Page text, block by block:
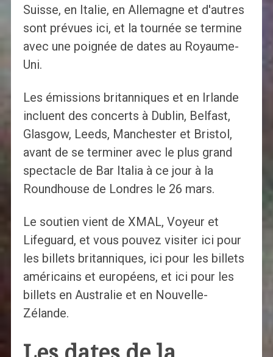
Suisse, en Italie, en Allemagne et d'autres
sont prévues ici, et la tournée se termine
avec une poignée de dates au Royaume-
Uni.
Les émissions britanniques et en Irlande
incluent des concerts à Dublin, Belfast,
Glasgow, Leeds, Manchester et Bristol,
avant de se terminer avec le plus grand
spectacle de Bar Italia à ce jour à la
Roundhouse de Londres le 26 mars.
Le soutien vient de XMAL, Voyeur et
Lifeguard, et vous pouvez visiter ici pour
les billets britanniques, ici pour les billets
américains et européens, et ici pour les
billets en Australie et en Nouvelle-
Zélande.